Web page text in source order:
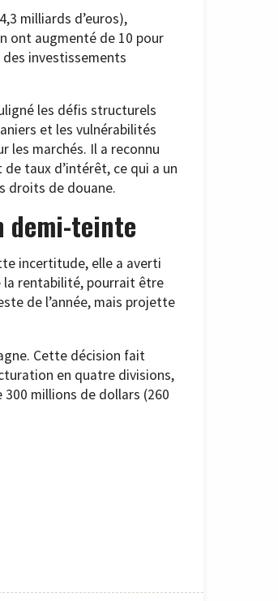
milliards d’euros),
ont augmenté de 10 pour
investissements
les défis structurels
et les vulnérabilités
les marchés. Il a reconnu
taux d’intérêt, ce qui a un
droits de douane.
demi-teinte
incertitude, elle a averti
la rentabilité, pourrait être
de l’année, mais projette
Cette décision fait
en quatre divisions,
millions de dollars (260